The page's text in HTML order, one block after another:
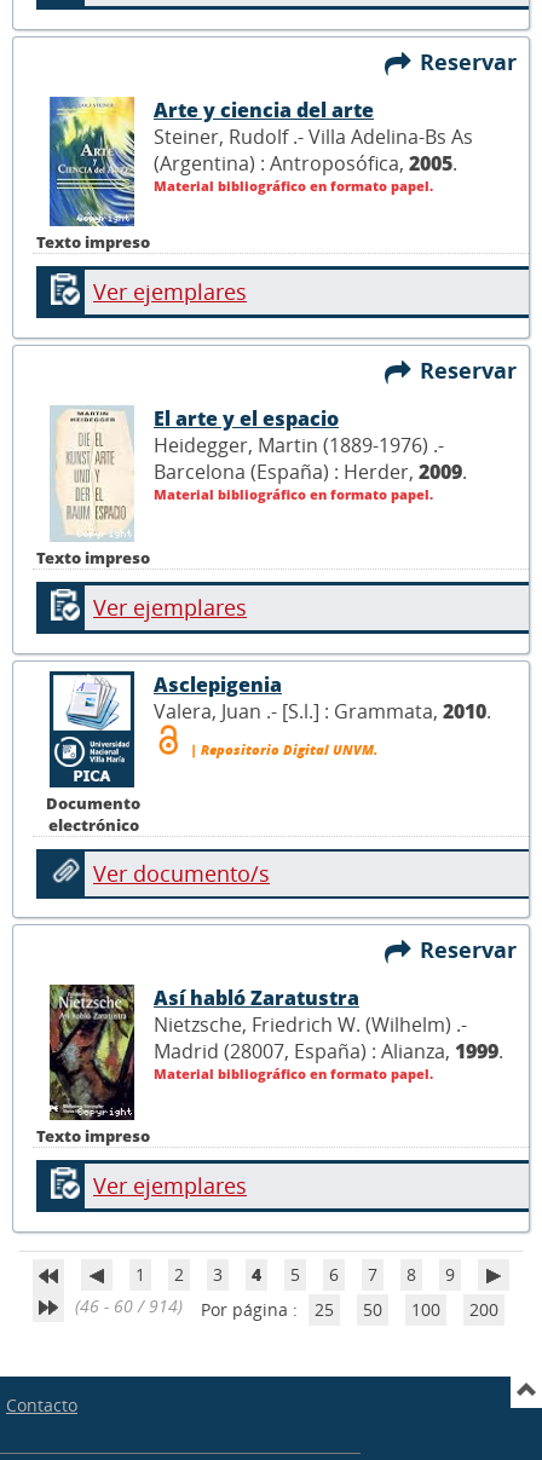
Reservar
Texto impreso
Arte y ciencia del arte
Steiner, Rudolf .- Villa Adelina-Bs As
(Argentina) : Antroposófica, 2005.
Material bibliográfico en formato papel.
Ver ejemplares
Reservar
Texto impreso
El arte y el espacio
Heidegger, Martin (1889-1976) .-
Barcelona (España) : Herder, 2009.
Material bibliográfico en formato papel.
Ver ejemplares
Documento
electrónico
Asclepigenia
Valera, Juan .- [S.l.] : Grammata, 2010.
| Repositorio Digital UNVM.
Ver documento/s
Reservar
Texto impreso
Así habló Zaratustra
Nietzsche, Friedrich W. (Wilhelm) .-
Madrid (28007, España) : Alianza, 1999.
Material bibliográfico en formato papel.
Ver ejemplares
1 2 3 4 5 6 7 8
9
(46 - 60 / 914)
Por página : 25 50 100 200
Contacto